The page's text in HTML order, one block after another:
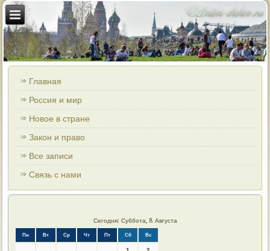
Главная
Россия и мир
Новое в стране
Закон и право
Все записи
Связь с нами
Сегодня: Суббота, 8 Августа
Пн Вт Ср Чт Пт Сб Вс